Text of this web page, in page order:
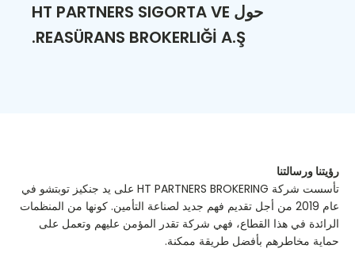
حول HT PARTNERS SIGORTA VE
REASÜRANS BROKERLIĞİ A.Ş.
رؤيتنا ورسالتنا
تأسست شركة HT PARTNERS BROKERING على يد جنكيز توبتشو في
عام 2019 من أجل تقديم فهم جديد لصناعة التأمين. كونها من المنظمات
الرائدة في هذا القطاع، فهي شركة تقدر المؤمن عليهم وتعمل على
حماية مخاطرهم بأفضل طريقة ممكنة.